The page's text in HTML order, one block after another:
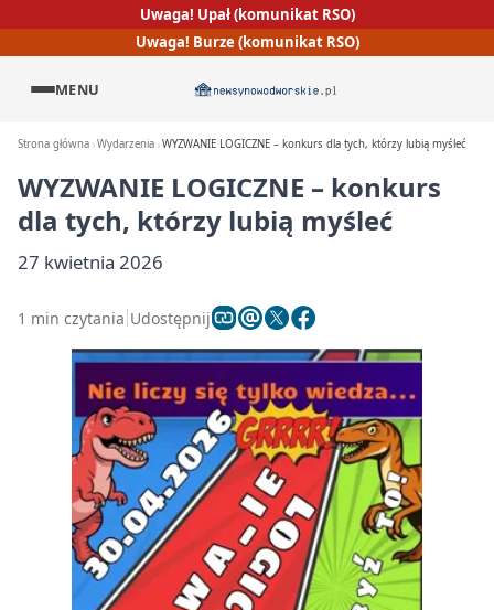
Uwaga! Upał (komunikat RSO)
Uwaga! Burze (komunikat RSO)
MENU
Strona główna Wydarzenia WYZWANIE LOGICZNE – konkurs dla tych, którzy lubią myśleć
WYZWANIE LOGICZNE – konkurs
dla tych, którzy lubią myśleć
27 kwietnia 2026
1 min czytania Udostępnij